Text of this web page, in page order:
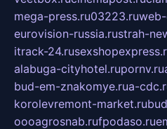
mega-press.ru03223.ru
eurovision-russia.rustrah-
itrack-24.ru
alabuga-cityhotel.rupornv.ru
bud-em-znakomye.rua-
korolevremont-market.ru
oooagrosnab.rufpodaso.ru